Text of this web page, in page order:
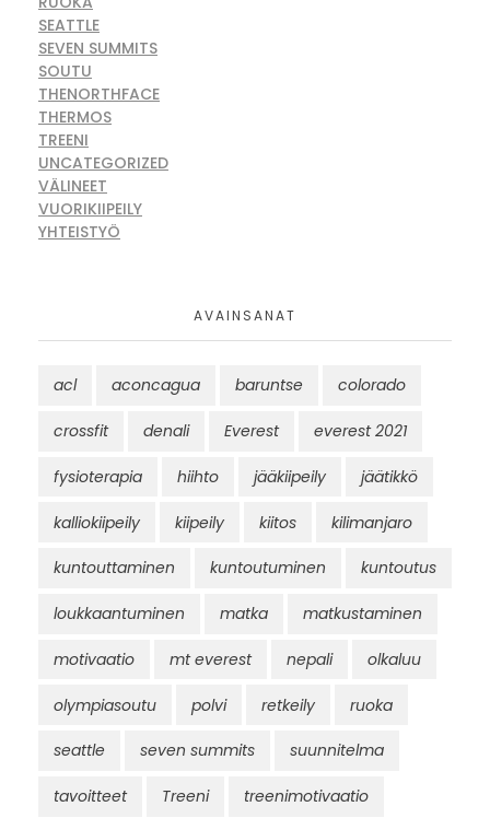
SEATTLE
SEVEN SUMMITS
SOUTU
THENORTHFACE
THERMOS
TREENI
UNCATEGORIZED
VÄLINEET
VUORIKIIPEILY
YHTEISTYÖ
AVAINSANAT
acl aconcagua baruntse colorado
crossfit denali Everest everest 2021
fysioterapia hiihto jääkiipeily jäätikkö
kalliokiipeily kiipeily kiitos kilimanjaro
kuntouttaminen kuntoutuminen kuntoutus
loukkaantuminen matka matkustaminen
motivaatio mt everest nepali olkaluu
olympiasoutu polvi retkeily ruoka
seattle seven summits suunnitelma
tavoitteet Treeni treenimotivaatio